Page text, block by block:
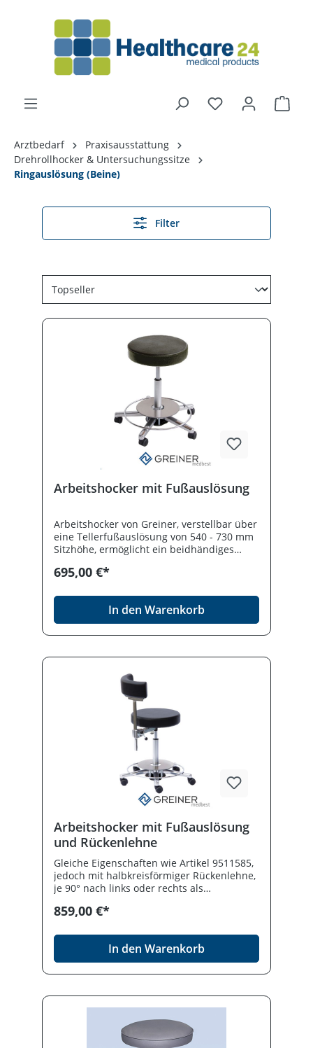
Arztbedarf
Praxisausstattung
Drehrollhocker & Untersuchungssitze
Ringauslösung (Beine)
Filter
Arbeitshocker mit Fußauslösung
Arbeitshocker von Greiner, verstellbar über
eine Tellerfußauslösung von 540 - 730 mm
Sitzhöhe, ermöglicht ein beidhändiges
Fußkreuz. Sicherheitsgebremste Rollen bei
Formschaum- Sitzpolster mit äußerst hoher
Lebensdauer, Sitzdurchmesser 40 cm,
Polsterhöhe 75 mm. Auf Anfrage auch in
anderen Polsterfarben lieferbar, bitte
Ausstattung erhältlich.
695,00 €*
In den Warenkorb
Arbeitshocker mit Fußauslösung
und Rückenlehne
Gleiche Eigenschaften wie Artikel 9511585,
jedoch mit halbkreisförmiger Rückenlehne,
je 90° nach links oder rechts als
höhenverstellbar und ca. 10° vorwärts /
859,00 €*
In den Warenkorb